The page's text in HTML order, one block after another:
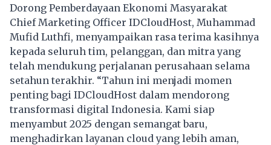
Dorong Pemberdayaan Ekonomi Masyarakat
Chief Marketing Officer IDCloudHost, Muhammad
Mufid Luthfi, menyampaikan rasa terima kasihnya
kepada seluruh tim, pelanggan, dan mitra yang
telah mendukung perjalanan perusahaan selama
setahun terakhir. “Tahun ini menjadi momen
penting bagi IDCloudHost dalam mendorong
transformasi digital Indonesia. Kami siap
menyambut 2025 dengan semangat baru,
menghadirkan layanan cloud yang lebih aman,